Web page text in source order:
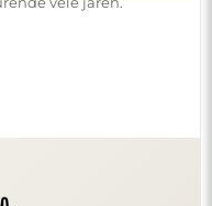
ontvangt. Voor een
tot 80×120 cm of
pakket niet binnen in